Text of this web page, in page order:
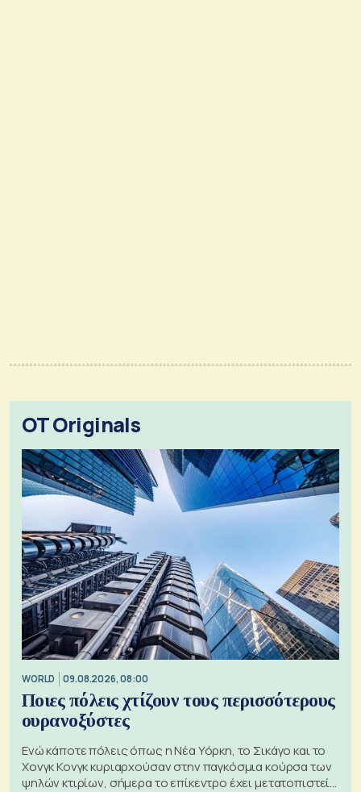
OT Originals
WORLD 09.08.2026, 08:00
Ποιες πόλεις χτίζουν τους περισσότερους
ουρανοξύστες
Ενώ κάποτε πόλεις όπως η Νέα Υόρκη, το Σικάγο και το
Χονγκ Κονγκ κυριαρχούσαν στην παγκόσμια κούρσα των
ψηλών κτιρίων, σήμερα το επίκεντρο έχει μετατοπιστεί